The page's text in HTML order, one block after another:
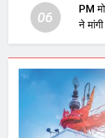
06
PM
ने